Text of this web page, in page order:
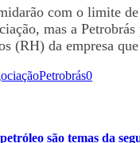
com o limite
mas a
(RH) da empresa
Petrobrás0
são temas da